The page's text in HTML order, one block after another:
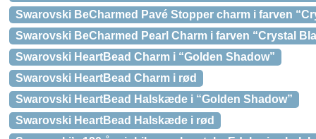
Swarovski BeCharmed Pavé Stopper charm i farven
Swarovski BeCharmed Pearl Charm i farven “Crystal
Swarovski HeartBead Charm i “Golden Shadow”
Swarovski HeartBead Charm i rød
Swarovski HeartBead Halskæde i “Golden Shadow”
Swarovski HeartBead Halskæde i rød